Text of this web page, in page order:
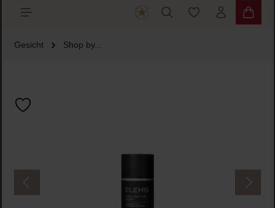
Du hast 0
Gesicht Shop by...